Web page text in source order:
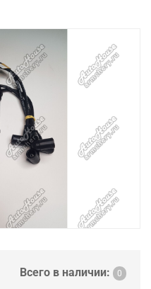
Всего в наличии: 0